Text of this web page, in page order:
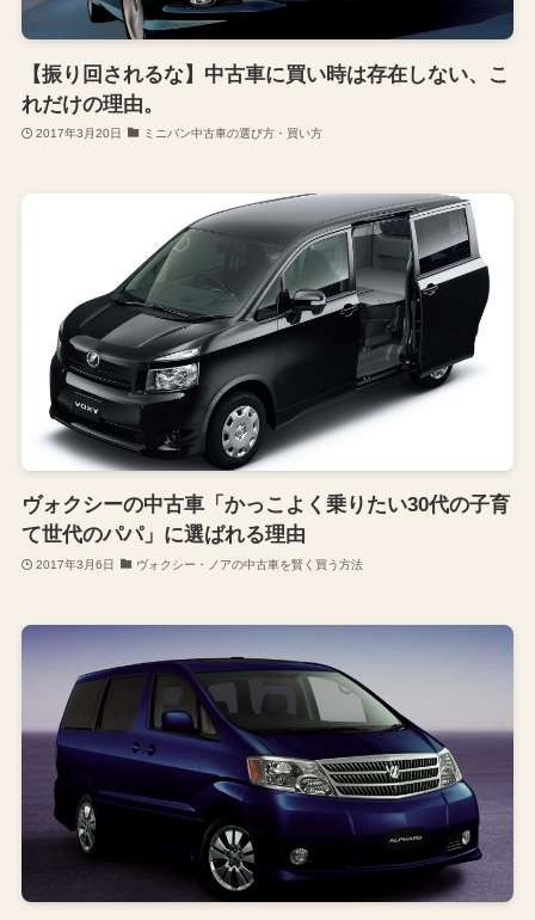
【振り回されるな】中古車に買い時は存在しない、こ
れだけの理由。
2017年3月20日 ミニバン中古車の選び方・買い方
ヴォクシーの中古車「かっこよく乗りたい30代の子育
て世代のパパ」に選ばれる理由
2017年3月6日 ヴォクシー・ノアの中古車を賢く買う方法